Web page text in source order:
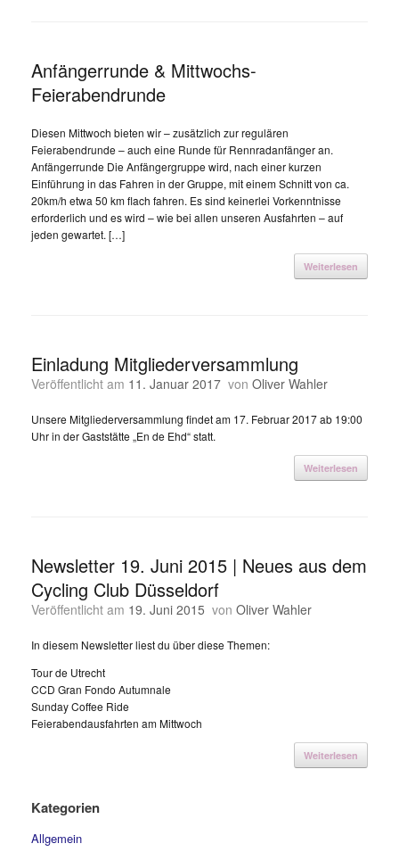
Anfängerrunde & Mittwochs-
Feierabendrunde
Diesen Mittwoch bieten wir – zusätzlich zur regulären
Feierabendrunde – auch eine Runde für Rennradanfänger an.
Anfängerrunde Die Anfängergruppe wird, nach einer kurzen
Einführung in das Fahren in der Gruppe, mit einem Schnitt von ca.
20km/h etwa 50 km flach fahren. Es sind keinerlei Vorkenntnisse
erforderlich und es wird – wie bei allen unseren Ausfahrten – auf
jeden gewartet. […]
Weiterlesen
Einladung Mitgliederversammlung
Veröffentlicht am 11. Januar 2017 von Oliver Wahler
Unsere Mitgliederversammlung findet am 17. Februar 2017 ab 19:00
Uhr in der Gaststätte „En de Ehd“ statt.
Weiterlesen
Newsletter 19. Juni 2015 | Neues aus dem
Cycling Club Düsseldorf
Veröffentlicht am 19. Juni 2015 von Oliver Wahler
In diesem Newsletter liest du über diese Themen:
Tour de Utrecht
CCD Gran Fondo Autumnale
Sunday Coffee Ride
Feierabendausfahrten am Mittwoch
Weiterlesen
Kategorien
Allgemein